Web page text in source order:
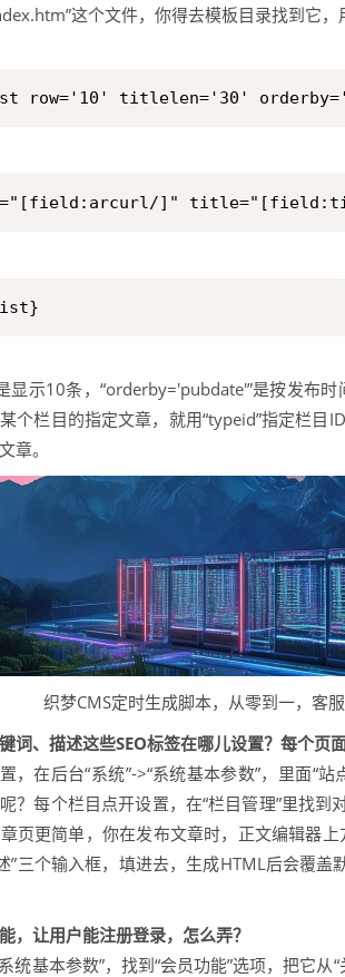
这个文件，你得去模板目录找到它
row='10' titlelen='30'
]"
显示10条，“orderby='pubdate'”是按发布
个栏目的指定文章，就用“typeid”指定栏目
章。
织梦CMS定时生成脚本，从零到一，客
词、描述这些SEO标签在哪儿设置？每个页
，在后台“系统”->“系统基本参数”，里面“
？每个栏目点开设置，在“栏目管理”里找到
页更简单，你在发布文章时，正文编辑器上
”三个输入框，填进去，生成HTML后会覆
，让用户能注册登录，怎么弄？
统基本参数”，找到“会员功能”选项，把它从